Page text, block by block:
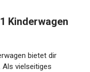
Kinderwagen
bietet dir
vielseitiges